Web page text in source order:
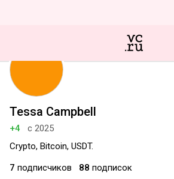
Tessa Campbell
+4
с 2025
Crypto, Bitcoin, USDT.
7 подписчиков 88 подписок